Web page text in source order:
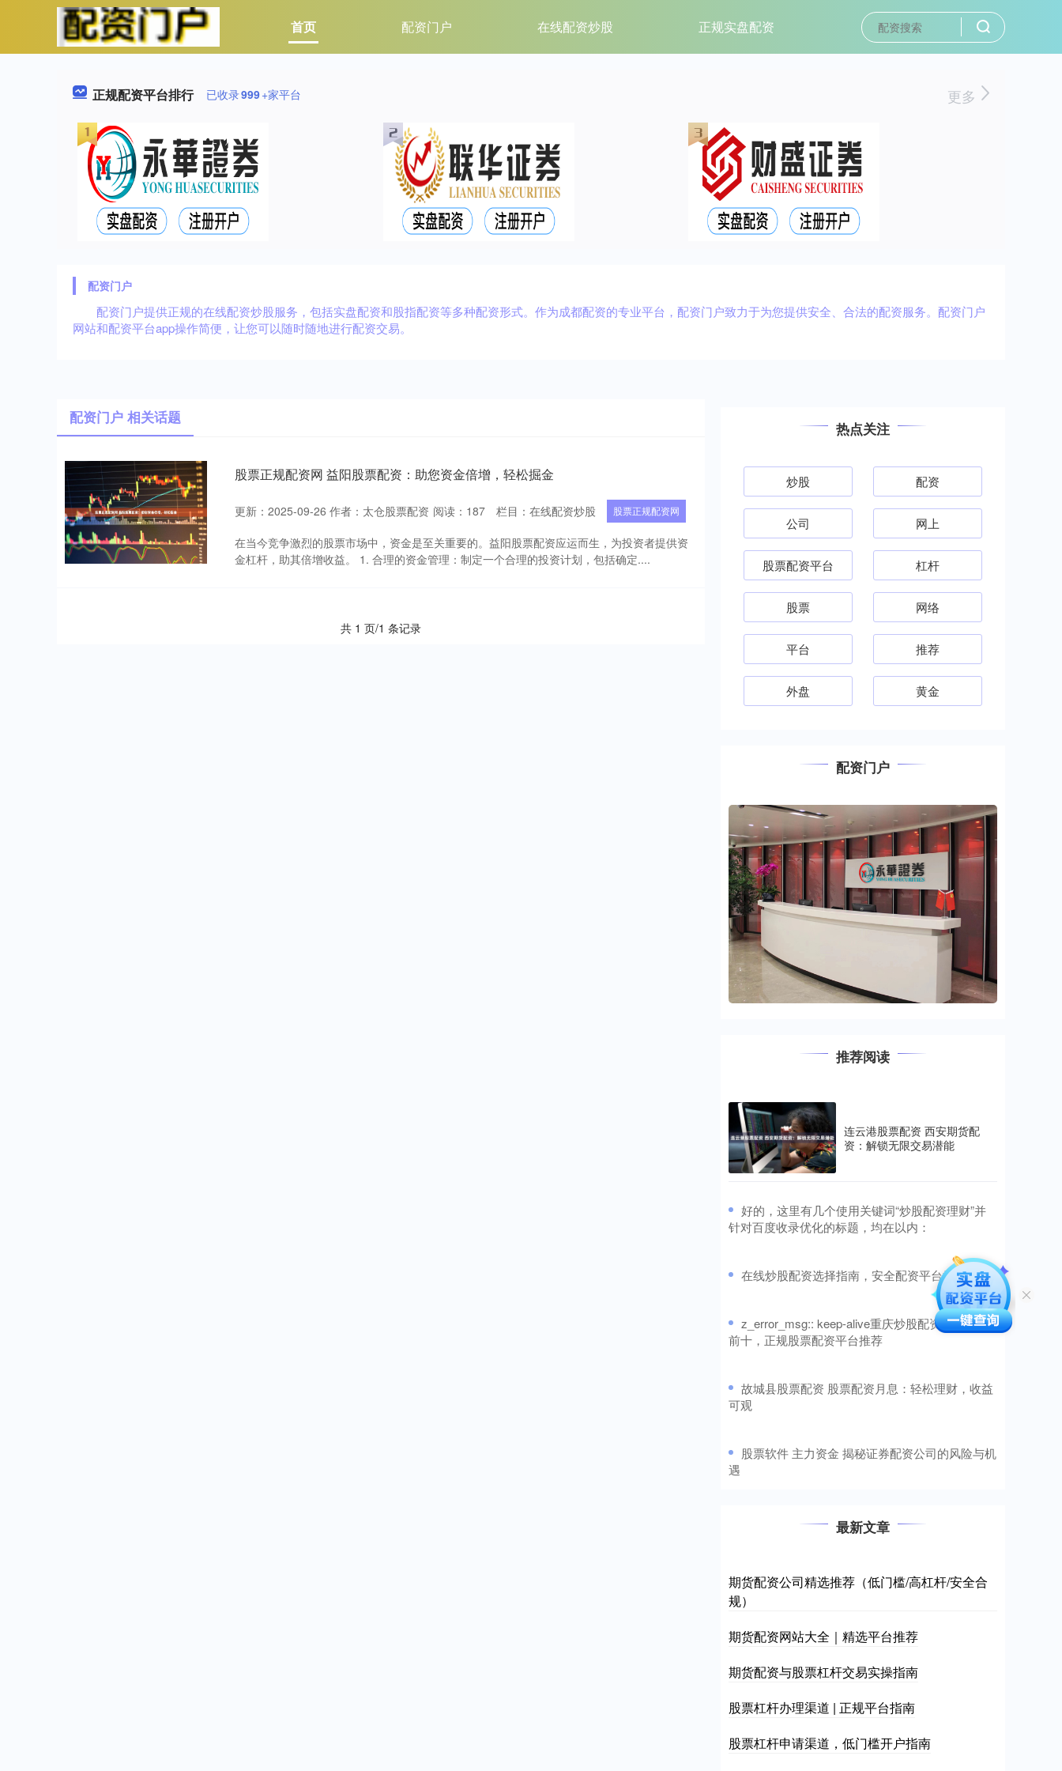
首页 配资门户 在线配资炒股 正规实盘配资
正规配资平台排行 已收录999+家平台 更多
配资门户
配资门户提供正规的在线配资炒股服务，包括实盘配资和股指配资等多种配资形式。作为成都配资的专业平台，配资门户致力于为您提供安全、合法的配资服务。配资门户
网站和配资平台app操作简便，让您可以随时随地进行配资交易。
配资门户 相关话题
股票正规配资网 益阳股票配资：助您资金倍增，轻松掘金
更新：2025-09-26 作者：太仓股票配资 阅读： 187 栏目： 在线配资炒股 股票正规配资网
在当今竞争激烈的股票市场中，资金是至关重要的。益阳股票配资应运而生，为投资者提供资
金杠杆，助其倍增收益。 1. 合理的资金管理：制定一个合理的投资计划，包括确定....
共 1 页/1 条记录
热点关注
炒股 配资
公司 网上
股票配资平台 杠杆
股票 网络
平台 推荐
外盘 黄金
配资门户
推荐阅读
连云港股票配资 西安期货配
资：解锁无限交易潜能
​好的，这里有几个使用关键词“炒股配资理财”并
针对百度收录优化的标题，均在以内：
​在线炒股配资选择指南，安全配资平台推荐
​z_error_msg:: keep-alive重庆炒股配资公司排名
前十，正规股票配资平台推荐
​故城县股票配资 股票配资月息：轻松理财，收益
可观
​股票软件 主力资金 揭秘证券配资公司的风险与机
遇
最新文章
期货配资公司精选推荐（低门槛/高杠杆/安全合
规）
期货配资网站大全｜精选平台推荐
期货配资与股票杠杆交易实操指南
股票杠杆办理渠道 | 正规平台指南
股票杠杆申请渠道，低门槛开户指南